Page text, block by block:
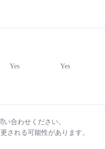
Yes Yes
合わせください。
される可能性があります。